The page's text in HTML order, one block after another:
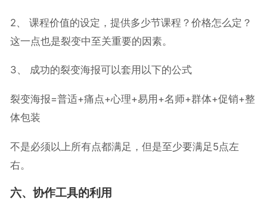
2、 课程价值的设定，提供多少节课程？价格怎么定？
这一点也是裂变中至关重要的因素。
3、 成功的裂变海报可以套用以下的公式
裂变海报=普适+痛点+心理+易用+名师+群体+促销+整
体包装
不是必须以上所有点都满足，但是至少要满足5点左
右。
六、协作工具的利用